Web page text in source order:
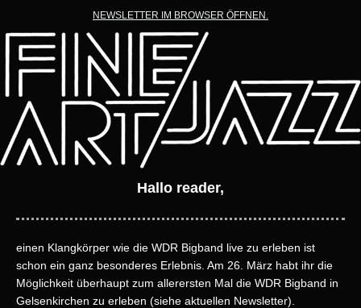
NEWSLETTER IM BROWSER ÖFFNEN.
Hallo reader,
einen Klangkörper wie die WDR Bigband live zu erleben ist
schon ein ganz besonderes Erlebnis. Am 26. März habt ihr die
Möglichkeit überhaupt zum allerersten Mal die WDR Bigband in
Gelsenkirchen zu erleben (siehe aktuellen Newsletter).